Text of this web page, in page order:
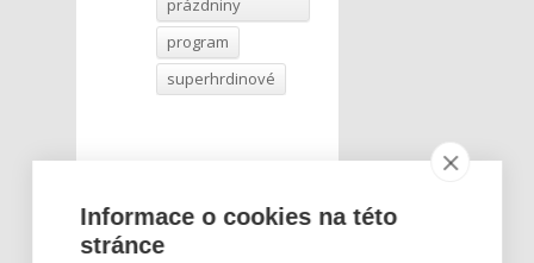
prázdniny
program
superhrdinové
Informace o cookies na této
stránce